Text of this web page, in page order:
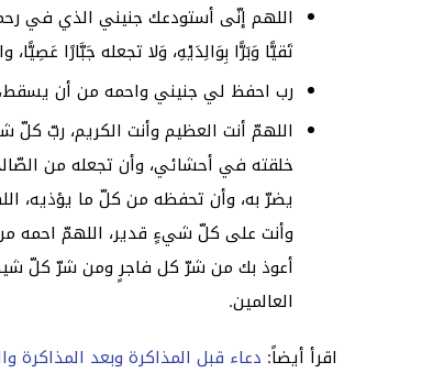
اللهم إنّى أستودعك جنيني الذي في
تَقيًّا وَبَرًّا بِوَالِدَيْهِ، وَلا تجعله جَبَّارًا
رب احفظ لي جنيني واحمه من أن
اللهمّ أنت العظيم وأنت الكريم، ربّ
خلقته في أحشائي، وأن تجعله من
يضرّ به، وأن تحفظه من كلّ ما يؤذيه،
وأنت على كلّ شيءٍ قدير، اللهمّ احمه من
أعوذ بك من شرّ كل فاجرٍ ومن شرّ كلّ
العالمين.
اقرأ أيضاً: دعاء قبل المذاكرة وبعد المذاكرة